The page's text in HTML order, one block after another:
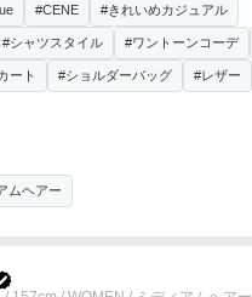
#CENE #きれいめカジュアル
#シャツスタイル #ワントーンコーデ
ート #ショルダーバッグ #レザー
ムヘアー